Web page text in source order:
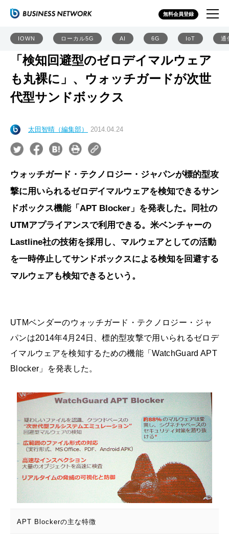
無料会員登録
IOWN ローカル5G AI 6G IoT 通
「検知回避型のゼロデイマルウェア
も丸裸に」、ウォッチガードが次世
代型サンドボックス
太田智晴（編集部） 2014.04.24
ウォッチガード・テクノロジー・ジャパンが標的型攻
撃に用いられるゼロデイマルウェアを検知できるサン
ドボックス機能「APT Blocker」を発表した。同社の
UTMアプライアンスで利用できる。米ベンチャーの
Lastline社の技術を採用し、マルウェアとしての活動
を一時停止してサンドボックスによる検知を回避する
マルウェアも検知できるという。
UTMベンダーのウォッチガード・テクノロジー・ジャ
パンは2014年4月24日、標的型攻撃で用いられるゼロデ
イマルウェアを検知するための機能「WatchGuard APT
Blocker」を発表した。
APT Blockerの主な特徴